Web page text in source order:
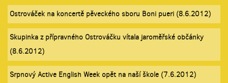
Ostrováček na koncertě pěveckého sboru Boni pueri (8.6.2012)
Skupinka z přípravného Ostrováčku vítala jaroměřské občánky
(8.6.2012)
Srpnový Active English Week opět na naší škole (7.6.2012)